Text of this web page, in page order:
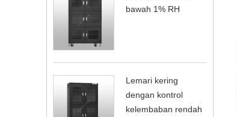
bawah 1% RH
Lemari kering
dengan kontrol
kelembaban rendah